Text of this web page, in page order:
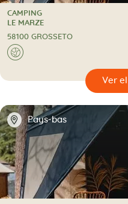
CAMPING
CAMPING
LE MARZE
58100 GROSSETO
🌍
🔍
📍 Pays-bas